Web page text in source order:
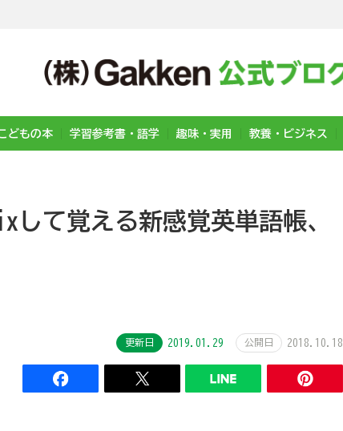
どもの本 学習参考書・語学 趣味・実用 教養・ビジネス
して覚える新感覚英単語帳、
更新日 2019.01.29 公開日 2018.10.18